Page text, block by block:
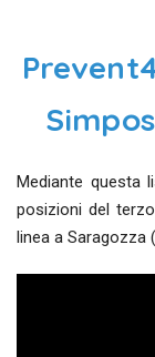
Mediante questa
posizioni del
linea a Saragozza